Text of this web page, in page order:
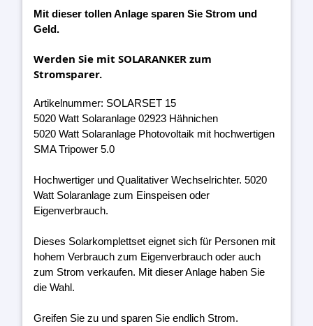
Mit dieser tollen Anlage sparen Sie Strom und
Geld.
Werden Sie mit SOLARANKER zum
Stromsparer.
Artikelnummer: SOLARSET 15
5020 Watt Solaranlage 02923 Hähnichen
5020 Watt Solaranlage Photovoltaik mit hochwertigen
SMA Tripower 5.0
Hochwertiger und Qualitativer Wechselrichter. 5020
Watt Solaranlage zum Einspeisen oder
Eigenverbrauch.
Dieses Solarkomplettset eignet sich für Personen mit
hohem Verbrauch zum Eigenverbrauch oder auch
zum Strom verkaufen. Mit dieser Anlage haben Sie
die Wahl.
Greifen Sie zu und sparen Sie endlich Strom.